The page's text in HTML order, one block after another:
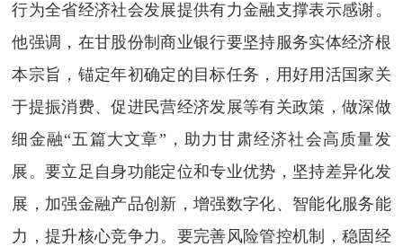
行为全省经济社会发展提供有力金融支撑表示感谢。
他强调，在甘股份制商业银行要坚持服务实体经济根
本宗旨，锚定年初确定的目标任务，用好用活国家关
于提振消费、促进民营经济发展等有关政策，做深做
细金融“五篇大文章”，助力甘肃经济社会高质量发
展。要立足自身功能定位和专业优势，坚持差异化发
展，加强金融产品创新，增强数字化、智能化服务能
力，提升核心竞争力。要完善风险管控机制，稳固经